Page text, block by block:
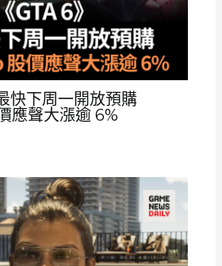
快下周一開放預購
應聲大漲逾 6%